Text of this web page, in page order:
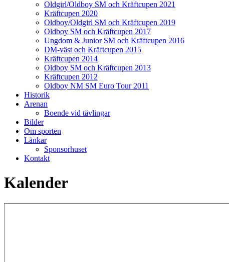
Oldgirl/Oldboy SM och Kräftcupen 2021
Kräftcupen 2020
Oldboy/Oldgirl SM och Kräftcupen 2019
Oldboy SM och Kräftcupen 2017
Ungdom & Junior SM och Kräftcupen 2016
DM-väst och Kräftcupen 2015
Kräftcupen 2014
Oldboy SM och Kräftcupen 2013
Kräftcupen 2012
Oldboy NM SM Euro Tour 2011
Historik
Arenan
Boende vid tävlingar
Bilder
Om sporten
Länkar
Sponsorhuset
Kontakt
Kalender